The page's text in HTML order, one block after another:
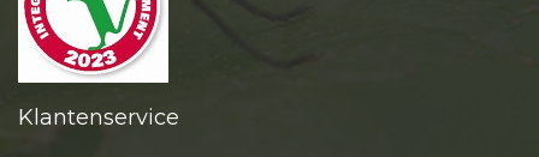
Klantenservice